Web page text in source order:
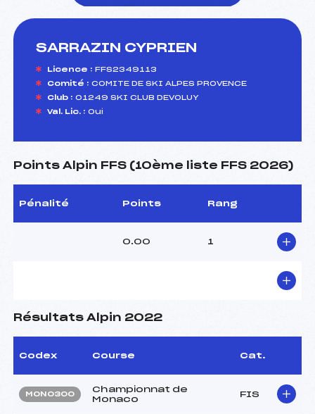
SARRAZIN CYPRIEN
Licence : FFS2349113
Comité : COMITE DE SKI ALPES PROVENCE
Club : 01249 SKI CLUB DEVOLUY
Val. Lic. : Oui
Points Alpin FFS (10ème liste FFS 2026)
Pénalité Points Rang
0.00 1
Résultats Alpin 2022
Codex Course Cat.
MON0300
Championnat de
Monaco
FIS